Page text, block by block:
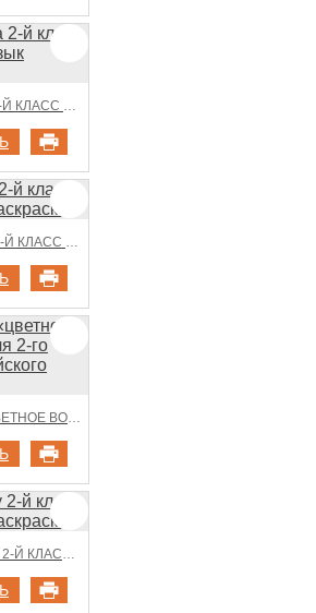
COLOR-MANIA 2-Й КЛАСС АНГЛИЙСКИЙ ЯЗЫК РАСКРАСКИ
COLOR-PARTY 2-Й КЛАСС АНГЛИЙСКИЙ РАСКРАСКА
РАСКРАСКА «ЦВЕТНОЕ ВОЛНЕНИЕ» ДЛЯ 2-ГО КЛАССА АНГЛИЙСКОГО ЯЗЫКА
COLOR-FRENZY 2-Й КЛАСС АНГЛИЙСКИЙ РАСКРАСКА